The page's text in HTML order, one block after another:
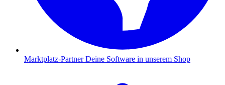
Marktplatz-Partner Deine Software in unserem Shop